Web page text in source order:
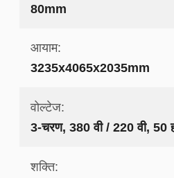
80mm
आयाम:
3235x4065x2035mm
वोल्टेज:
3-चरण, 380 वी / 220 वी, 50
शक्ति: